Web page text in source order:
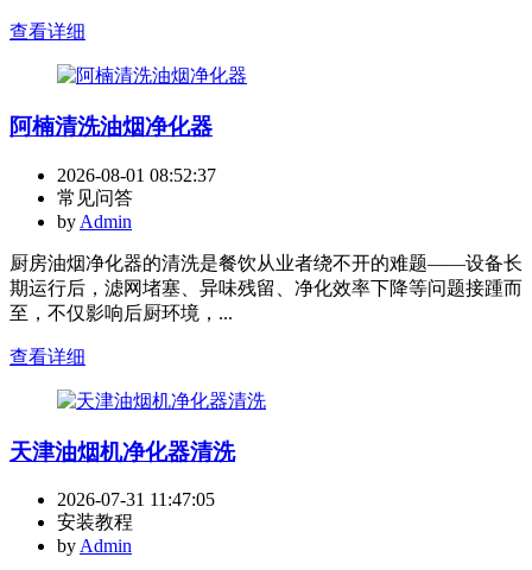
查看详细
阿楠清洗油烟净化器
2026-08-01 08:52:37
常见问答
by Admin
厨房油烟净化器的清洗是餐饮从业者绕不开的难题——设备长
期运行后，滤网堵塞、异味残留、净化效率下降等问题接踵而
至，不仅影响后厨环境，...
查看详细
天津油烟机净化器清洗
2026-07-31 11:47:05
安装教程
by Admin